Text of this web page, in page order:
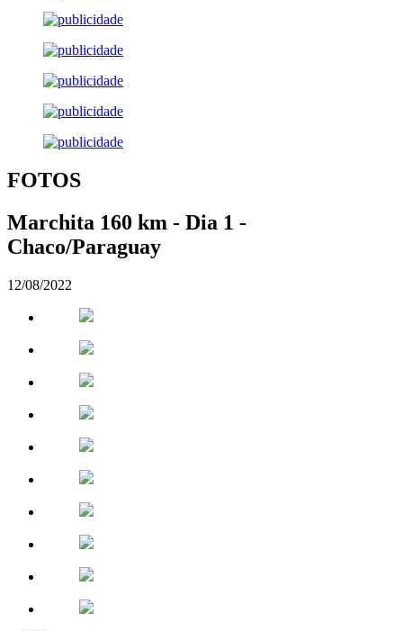
FOTOS
Marchita 160 km - Dia 1 -
Chaco/Paraguay
12/08/2022